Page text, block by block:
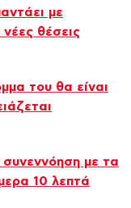
με
θέσεις
του θα είναι
συνεννόηση με τα
10 λεπτά